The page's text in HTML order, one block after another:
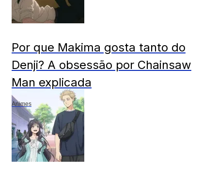
Por que Makima gosta tanto do
Denji? A obsessão por Chainsaw
Man explicada
Animes